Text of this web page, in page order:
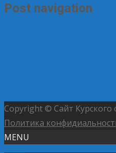
Post navigation
Copyright © Сайт Курского
Политика
MENU